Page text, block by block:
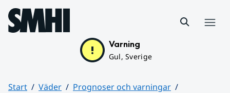
Hoppa till sidans innehåll
Varning
Gul, Sverige
Start Väder
Prognoser och varningar